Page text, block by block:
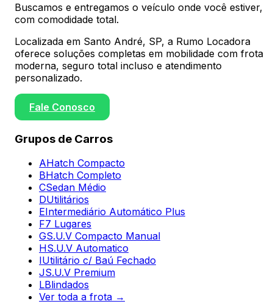
Buscamos e entregamos o veículo onde você estiver,
com comodidade total.
Localizada em Santo André, SP, a Rumo Locadora
oferece soluções completas em mobilidade com frota
moderna, seguro total incluso e atendimento
personalizado.
Fale Conosco
Grupos de Carros
AHatch Compacto
BHatch Completo
CSedan Médio
DUtilitários
EIntermediário Automático Plus
F7 Lugares
GS.U.V Compacto Manual
HS.U.V Automatico
IUtilitário c/ Baú Fechado
JS.U.V Premium
LBlindados
Ver toda a frota →